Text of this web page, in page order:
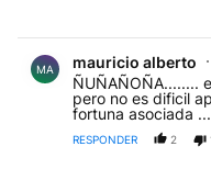
MA mauricio alberto
ÑUÑAÑOÑA........
pero no es dificil
fortuna asociada ...
RESPONDER 2